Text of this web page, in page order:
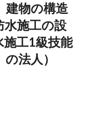
建物の構造
水施工の設
工1級技能
法人）